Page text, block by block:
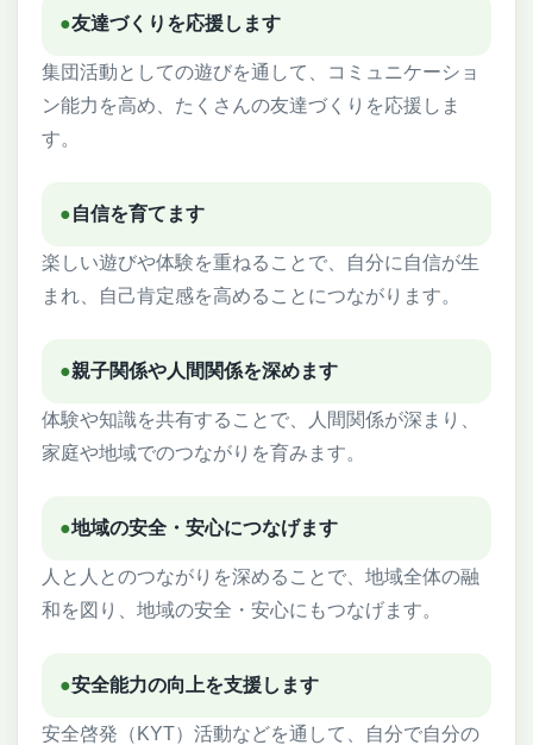
●友達づくりを応援します
集団活動としての遊びを通して、コミュニケーショ
ン能力を高め、たくさんの友達づくりを応援しま
す。
●自信を育てます
楽しい遊びや体験を重ねることで、自分に自信が生
まれ、自己肯定感を高めることにつながります。
●親子関係や人間関係を深めます
体験や知識を共有することで、人間関係が深まり、
家庭や地域でのつながりを育みます。
●地域の安全・安心につなげます
人と人とのつながりを深めることで、地域全体の融
和を図り、地域の安全・安心にもつなげます。
●安全能力の向上を支援します
安全啓発（KYT）活動などを通して、自分で自分の